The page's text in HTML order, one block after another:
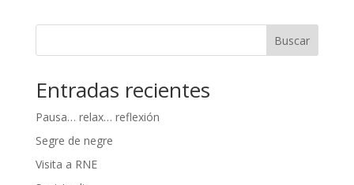
Buscar
Entradas recientes
Pausa… relax… reflexión
Segre de negre
Visita a RNE